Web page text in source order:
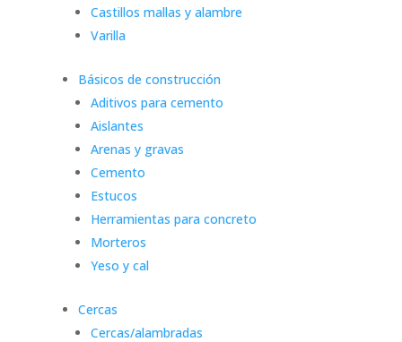
Castillos mallas y alambre
Varilla
Básicos de construcción
Aditivos para cemento
Aislantes
Arenas y gravas
Cemento
Estucos
Herramientas para concreto
Morteros
Yeso y cal
Cercas
Cercas/alambradas